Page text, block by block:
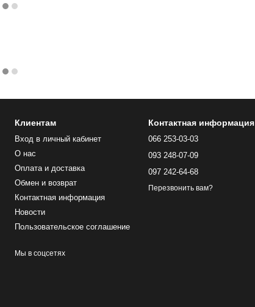
Клиентам
Вход в личный кабинет
О нас
Оплата и доставка
Обмен и возврат
Контактная информация
Новости
Пользовательское соглашение
Мы в соцсетях
Контактная информация
066 253-03-03
093 248-07-09
097 242-64-68
Перезвонить вам?